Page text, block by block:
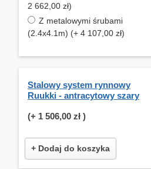
2 662,00 zł)
Z metalowymi śrubami
(2.4x4.1m) (+ 4 107,00 zł)
Stalowy system rynnowy
Ruukki - antracytowy szary
(+ 1 506,00 zł )
+ Dodaj do koszyka